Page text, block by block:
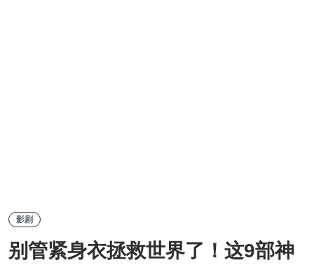
影剧
别管紧身衣拯救世界了！这9部神